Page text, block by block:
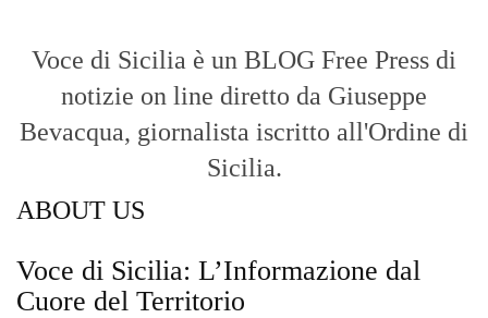
Voce di Sicilia è un BLOG Free Press di
notizie on line diretto da Giuseppe
Bevacqua, giornalista iscritto all'Ordine di
Sicilia.
ABOUT US
Voce di Sicilia: L’Informazione dal
Cuore del Territorio